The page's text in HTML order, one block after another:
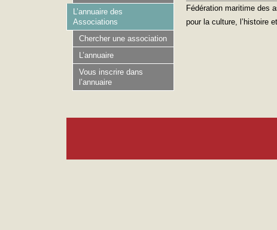
Fédération maritime des
pour la culture, l’histoire
L’annuaire des
Associations
Chercher une association
L’annuaire
Vous inscrire dans
l’annuaire